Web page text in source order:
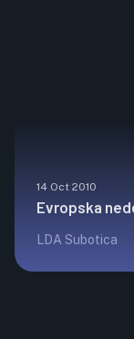
14 Oct 2010
Evropska
LDA Subotica